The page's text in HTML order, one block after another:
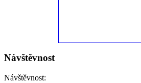
Návštěvnost
Návštěvnost: